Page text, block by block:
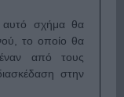
αυτό σχήμα θα
το οποίο θα
από τους
στην